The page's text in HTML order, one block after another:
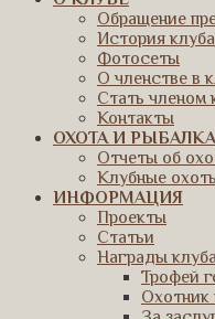
Обращение
История клуба
Фотосеты
О членстве в
Стать членом
Контакты
ОХОТА И РЫБАЛКА
Отчеты об
Клубные
ИНФОРМАЦИЯ
Проекты
Статьи
Награды клуба
Трофей
Охотник